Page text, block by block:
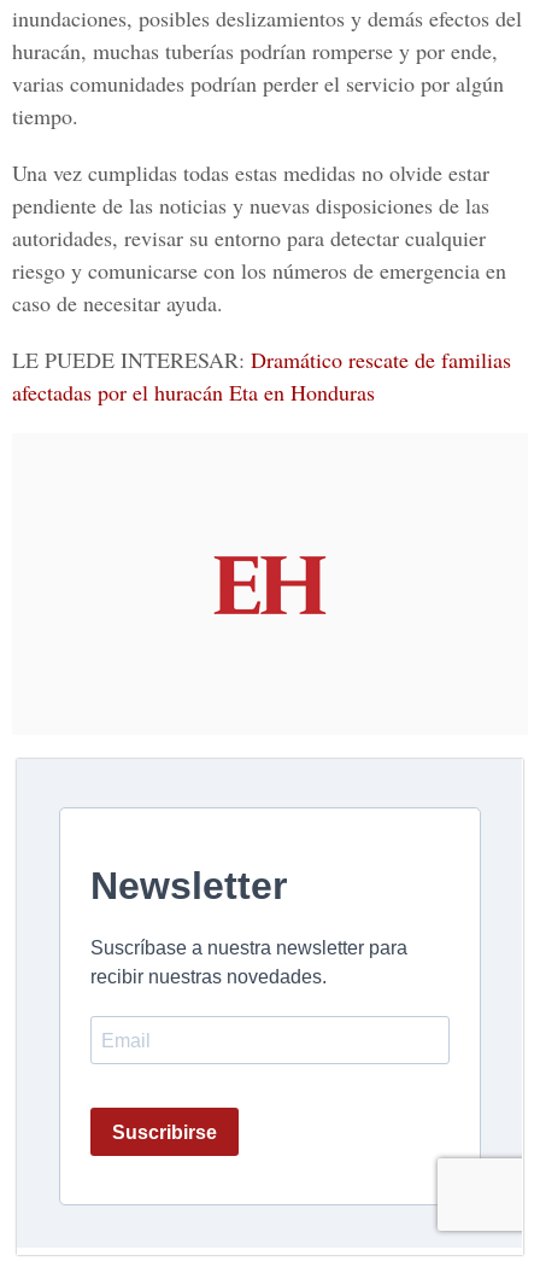
inundaciones, posibles deslizamientos y demás efectos del
huracán, muchas tuberías podrían romperse y por ende,
varias comunidades podrían perder el servicio por algún
tiempo.
Una vez cumplidas todas estas medidas no olvide estar
pendiente de las noticias y nuevas disposiciones de las
autoridades, revisar su entorno para detectar cualquier
riesgo y comunicarse con los números de emergencia en
caso de necesitar ayuda.
LE PUEDE INTERESAR: Dramático rescate de familias
afectadas por el huracán Eta en Honduras